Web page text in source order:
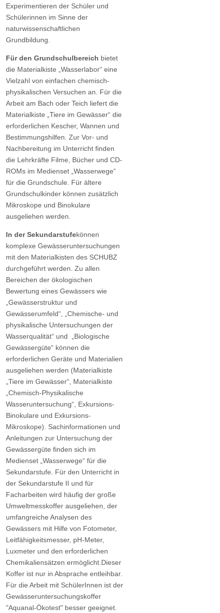
Experimentieren der Schüler und
Schülerinnen im Sinne der
naturwissenschaftlichen
Grundbildung.
Für den Grundschulbereich bietet
die Materialkiste „Wasserlabor“ eine
Vielzahl von einfachen chemisch-
physikalischen Versuchen an. Für die
Arbeit am Bach oder Teich liefert die
Materialkiste „Tiere im Gewässer“ die
erforderlichen Kescher, Wannen und
Bestimmungshilfen. Zur Vor- und
Nachbereitung im Unterricht finden
die Lehrkräfte Filme, Bücher und CD-
ROMs im Medienset „Wasserwege“
für die Grundschule. Für ältere
Grundschulkinder können zusätzlich
Mikroskope und Binokulare
ausgeliehen werden.
In der Sekundarstufekönnen
komplexe Gewässeruntersuchungen
mit den Materialkisten des SCHUBZ
durchgeführt werden. Zu allen
Bereichen der ökologischen
Bewertung eines Gewässers wie
„Gewässerstruktur und
Gewässerumfeld“, „Chemische- und
physikalische Untersuchungen der
Wasserqualität“ und „Biologische
Gewässergüte“ können die
erforderlichen Geräte und Materialien
ausgeliehen werden (Materialkiste
„Tiere im Gewässer“, Materialkiste
„Chemisch-Physikalische
Wasseruntersuchung“, Exkursions-
Binokulare und Exkursions-
Mikroskope). Sachinformationen und
Anleitungen zur Untersuchung der
Gewässergüte finden sich im
Medienset „Wasserwege“ für die
Sekundarstufe. Für den Unterricht in
der Sekundarstufe II und für
Facharbeiten wird häufig der große
Umweltmesskoffer ausgeliehen, der
umfangreiche Analysen des
Gewässers mit Hilfe von Fotometer,
Leitfähigkeitsmesser, pH-Meter,
Luxmeter und den erforderlichen
Chemikaliensätzen ermöglicht.Dieser
Koffer ist nur in Absprache entleihbar.
Für die Arbeit mit SchülerInnen ist der
Gewässeruntersuchungskoffer
"Aquanal-Ökotest" besser geeignet.